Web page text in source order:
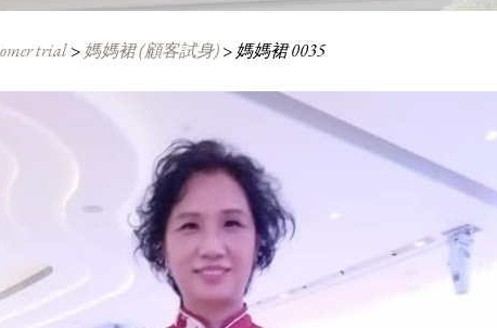
trial> 媽媽裙 (顧客試身)>媽媽裙 0035